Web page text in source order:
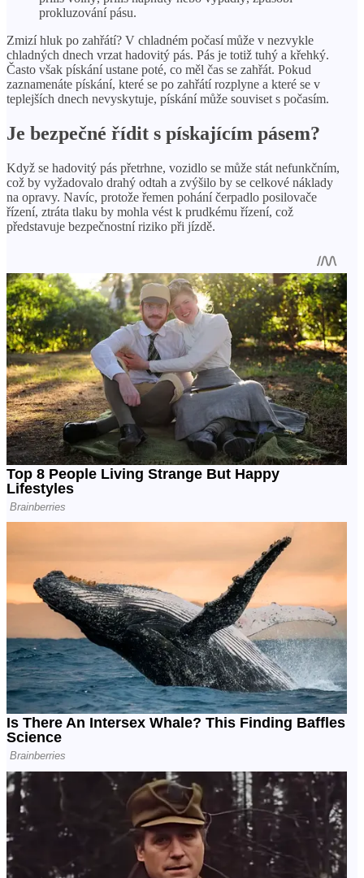
prokluzování pásu.
Zmizí hluk po zahřátí? V chladném počasí může v nezvykle
chladných dnech vrzat hadovitý pás. Pás je totiž tuhý a křehký.
Často však pískání ustane poté, co měl čas se zahřát. Pokud
zaznamenáte pískání, které se po zahřátí rozplyne a které se v
teplejších dnech nevyskytuje, pískání může souviset s počasím.
Je bezpečné řídit s pískajícím pásem?
Když se hadovitý pás přetrhne, vozidlo se může stát nefunkčním,
což by vyžadovalo drahý odtah a zvýšilo by se celkové náklady
na opravy. Navíc, protože řemen pohání čerpadlo posilovače
řízení, ztráta tlaku by mohla vést k prudkému řízení, což
představuje bezpečnostní riziko při jízdě.